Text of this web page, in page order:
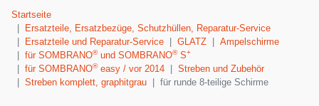
Startseite
Ersatzteile, Ersatzbezüge, Schutzhüllen, Reparatur-Service
Ersatzteile und Reparatur-Service
GLATZ
Ampelschirme
für SOMBRANO®und SOMBRANO®S+
für SOMBRANO®easy / vor 2014
Streben und Zubehör
Streben komplett, graphitgrau
für runde 8-teilige Schirme